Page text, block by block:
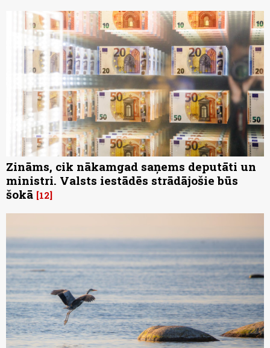
Zināms, cik nākamgad saņems deputāti un
ministri. Valsts iestādēs strādājošie būs
šokā 12